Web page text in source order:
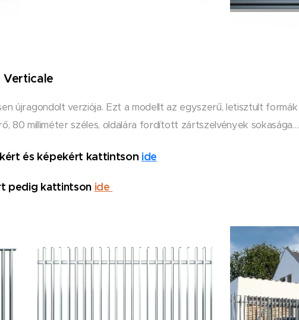
Verticale
újragondolt verziója. Ezt a modellt az egyszerű, letisztult formák
80 milliméter széles, oldalára fordított zártszelvények sokasága…
és képekért kattintson ide
pedig kattintson ide